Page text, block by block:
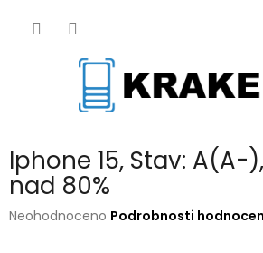
Iphone 15, Stav: A(A-
nad 80%
Průměrné
Neohodnoceno Podrobnosti